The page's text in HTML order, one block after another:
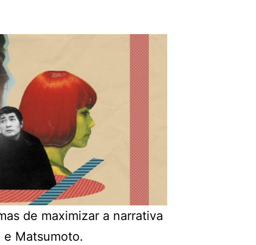
de maximizar a narrativa
e Matsumoto.